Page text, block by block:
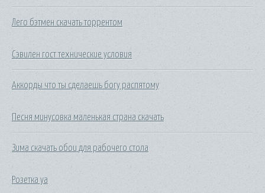
Лего бэтмен скачать торрентом
Сэвилен гост технические условия
Аккорды что ты сделаешь богу распятому
Песня минусовка маленькая страна скачать
Зима скачать обои для рабочего стола
Розетка уа